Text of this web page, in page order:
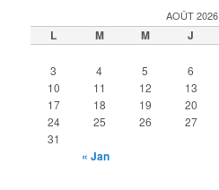
AOÛT 2026
L M M J
3
4 5 6
10
11 12 13
17
18 19 20
24
25 26 27
31
« Jan